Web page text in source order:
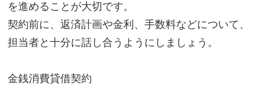
を進めることが大切です。
契約前に、返済計画や金利、手数料などについて、
担当者と十分に話し合うようにしましょう。
金銭消費貸借契約